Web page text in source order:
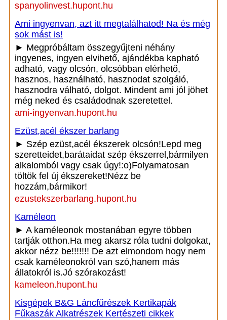
spanyolinvest.hupont.hu
Ami ingyenvan, azt itt megtalálhatod! Na és még
sok mást is!
► Megpróbáltam összegyűjteni néhány
ingyenes, ingyen elvihető, ajándékba kapható
adható, vagy olcsón, olcsóbban elérhető,
hasznos, használható, hasznodat szolgáló,
hasznodra válható, dolgot. Mindent ami jól jöhet
még neked és családodnak szeretettel.
ami-ingyenvan.hupont.hu
Ezüst,acél ékszer barlang
► Szép ezüst,acél ékszerek olcsón!Lepd meg
szeretteidet,barátaidat szép ékszerrel,bármilyen
alkalomból vagy csak úgy!:o)Folyamatosan
töltök fel új ékszereket!Nézz be
hozzám,bármikor!
ezustekszerbarlang.hupont.hu
Kaméleon
► A kaméleonok mostanában egyre többen
tartják otthon.Ha meg akarsz róla tudni dolgokat,
akkor nézz be!!!!!!! De azt elmondom hogy nem
csak kaméleonokról van szó,hanem más
állatokról is.Jó szórakozást!
kameleon.hupont.hu
Kisgépek B&G Láncfűrészek Kertikapák
Fűkaszák Alkatrészek Kertészeti cikkek